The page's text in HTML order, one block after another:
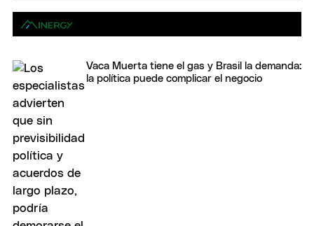
Vaca Muerta tiene el gas y Brasil la demanda:
la política puede complicar el negocio